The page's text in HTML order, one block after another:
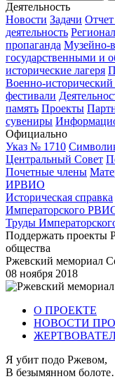
Деятельность
Новости Задачи
деятельность
пропаганда Музейно-
государственными и
исторические лагеря
Военно-исторический
фестивали
память Проекты
сувениры
Официально
Указ № 1710
Центральный Совет
Почетные члены
ИРВИО
Историческая справка
Императорского
Труды
Поддержать проекты
общества
Ржевский мемориал
08 ноября 2018
О ПРОЕКТЕ
НОВОСТИ
Я убит подо Ржевом,
В безымянном